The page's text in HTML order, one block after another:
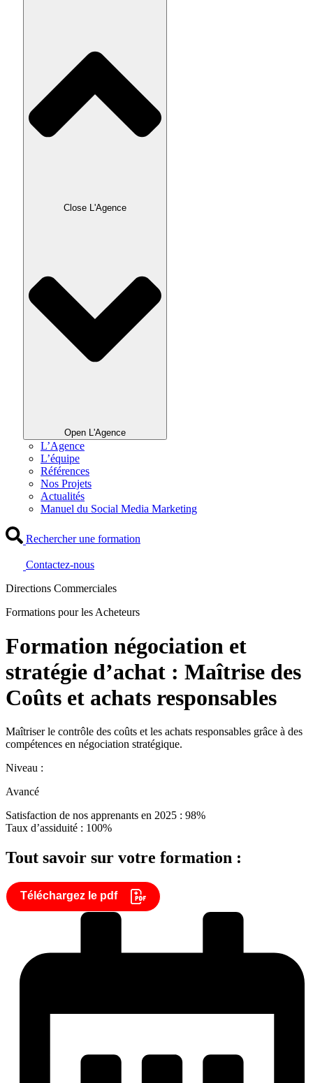
Close L'Agence
Open L'Agence
L’Agence
L’équipe
Références
Nos Projets
Actualités
Manuel du Social Media Marketing
Rechercher une formation
Contactez-nous
Directions Commerciales
Formations pour les Acheteurs
Formation négociation et
stratégie d’achat : Maîtrise des
Coûts et achats responsables
Maîtriser le contrôle des coûts et les achats responsables grâce à des
compétences en négociation stratégique.
Niveau :
Avancé
Satisfaction de nos apprenants en 2025 : 98%
Taux d’assiduité : 100%
Tout savoir sur votre formation :
Téléchargez le pdf